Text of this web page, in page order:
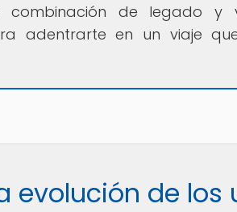
combinación de legado
adentrarte en un viaje
evolución de los